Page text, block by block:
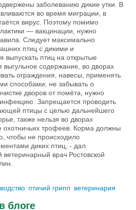
заболеванию дикие утки. В
во время миграции, в
вирус. Поэтому помимо
— вакцинации, нужно
Следует максимально
птиц с дикими и
выпускать птиц на открытые
содержание, во дворах
ограждения, навесы, применять
способами, не забывать о
дворов от помёта, нужно
Запрещается проводить
птицы с целью дальнейшего
также нельзя во дворах
охотничьих трофеев. Корма должны
чтобы не происходило
диких птиц, - дал
врач Ростовской
птичий грипп ветеринария
блоге